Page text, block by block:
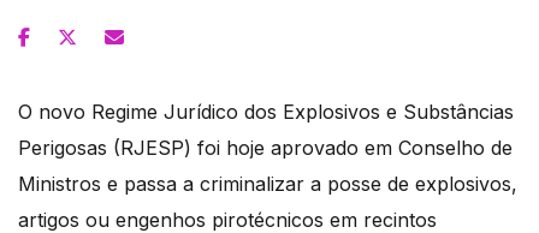
O novo Regime Jurídico dos Explosivos e Substâncias
Perigosas (RJESP) foi hoje aprovado em Conselho de
Ministros e passa a criminalizar a posse de explosivos,
artigos ou engenhos pirotécnicos em recintos